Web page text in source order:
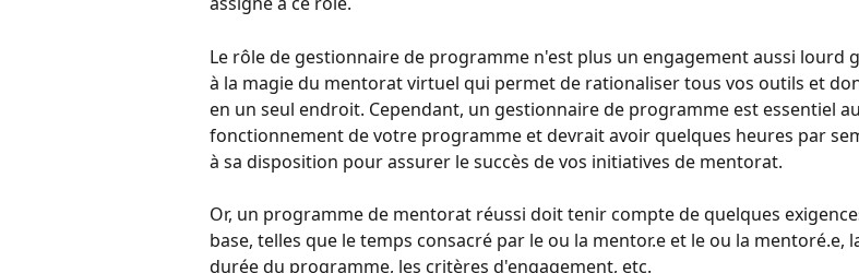
Le rôle de gestionnaire de programme n'est plus un engagement aussi lourd
à la magie du mentorat virtuel qui permet de rationaliser tous vos outils et
en un seul endroit. Cependant, un gestionnaire de programme est essentiel
fonctionnement de votre programme et devrait avoir quelques heures par
à sa disposition pour assurer le succès de vos initiatives de mentorat.
Or, un programme de mentorat réussi doit tenir compte de quelques
base, telles que le temps consacré par le ou la mentor.e et le ou la mentoré.e,
durée du programme, les critères d'engagement, etc.